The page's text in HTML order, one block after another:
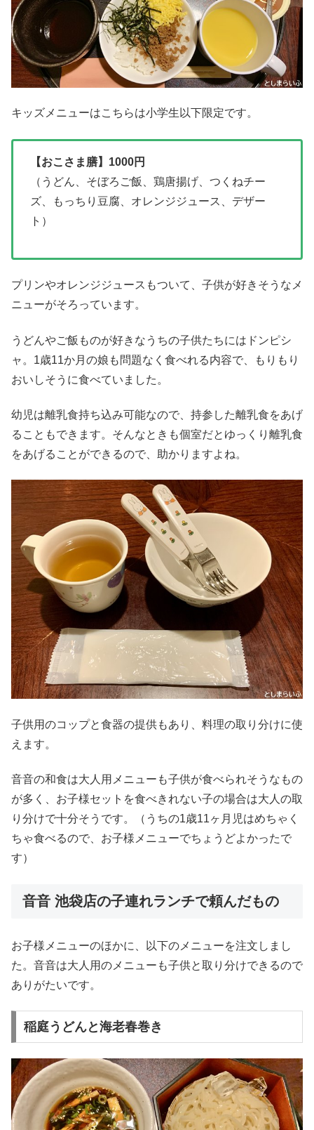
キッズメニューはこちらは小学生以下限定です。
【おこさま膳】1000円
（うどん、そぼろご飯、鶏唐揚げ、つくねチー
ズ、もっちり豆腐、オレンジジュース、デザー
ト）
プリンやオレンジジュースもついて、子供が好きそうなメ
ニューがそろっています。
うどんやご飯ものが好きなうちの子供たちにはドンピシ
ャ。1歳11か月の娘も問題なく食べれる内容で、もりもり
おいしそうに食べていました。
幼児は離乳食持ち込み可能なので、持参した離乳食をあげ
ることもできます。そんなときも個室だとゆっくり離乳食
をあげることができるので、助かりますよね。
子供用のコップと食器の提供もあり、料理の取り分けに使
えます。
音音の和食は大人用メニューも子供が食べられそうなもの
が多く、お子様セットを食べきれない子の場合は大人の取
り分けで十分そうです。（うちの1歳11ヶ月児はめちゃく
ちゃ食べるので、お子様メニューでちょうどよかったで
す）
音音 池袋店の子連れランチで頼んだもの
お子様メニューのほかに、以下のメニューを注文しまし
た。音音は大人用のメニューも子供と取り分けできるので
ありがたいです。
稲庭うどんと海老春巻き